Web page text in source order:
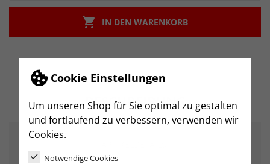
Cookie Einstellungen
Um unseren Shop für Sie optimal zu gestalten
und fortlaufend zu verbessern, verwenden wir
Cookies.
Notwendige Cookies
 IN DEN WARENKORB
BESCHREIBUNG